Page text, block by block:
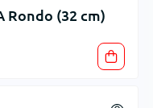
Rondo (32 cm)